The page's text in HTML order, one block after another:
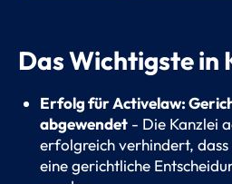
Das Wichtigste in
Erfolg für Activelaw:
abgewendet- Die Kanzlei
erfolgreich verhindert,
eine gerichtliche